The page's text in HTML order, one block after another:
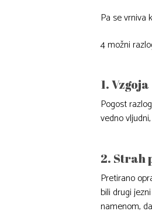
Pa se vrniva
4 možni
1. Vzgoja
Pogost
vedno
2. Strah
Pretirano
bili drugi
namenom,